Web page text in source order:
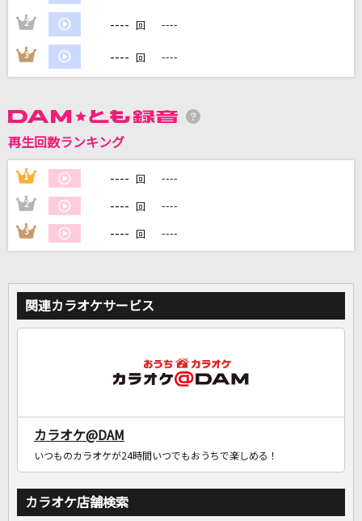
DAMの新曲・ランキングなど
DAMに会員登録・ログインして
2 ---- 回 ----
3 ---- 回 ----
再生回数ランキング
1 ---- 回 ----
2 ---- 回 ----
3 ---- 回 ----
関連カラオケサービス
カラオケ@DAM
いつものカラオケが24時間いつでもおうちで楽しめる！
カラオケ店舗検索